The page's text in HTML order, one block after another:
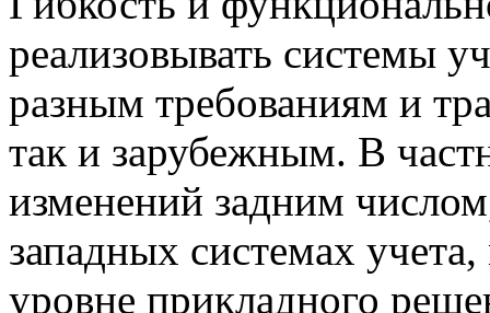
реализовывать системы
разным требованиям и
так и зарубежным. В
изменений задним
западных системах
уровне прикладного